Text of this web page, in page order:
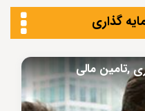
گذاری
,تامین مالی